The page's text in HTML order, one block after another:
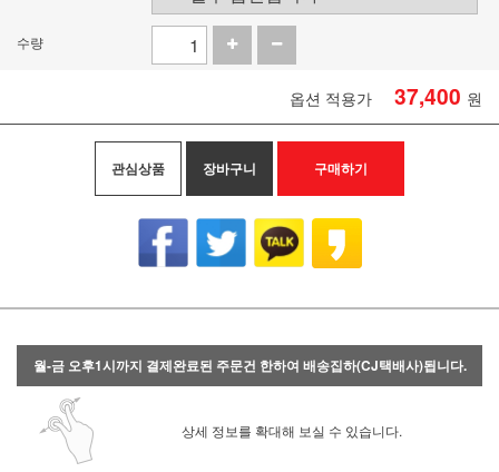
수량
옵션 적용가 37,400 원
관심상품 장바구니 구매하기
월-금 오후1시까지 결제완료된 주문건 한하여 배송집하(CJ택배사)됩니다.
상세 정보를 확대해 보실 수 있습니다.